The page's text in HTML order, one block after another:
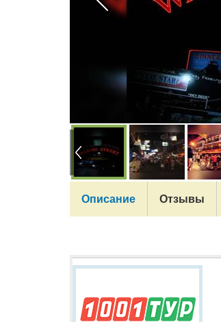
Описание Отзывы